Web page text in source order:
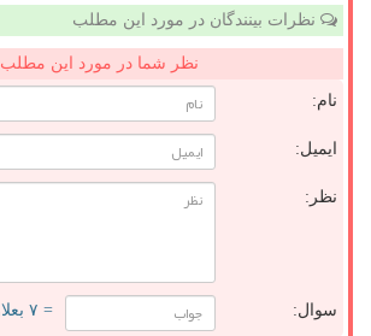
نظرات بینندگان در مورد این مطلب
نظر شما در مورد این مطلب
نام:
ایمیل:
نظر:
سوال: = ۷ بعلاوه ۲